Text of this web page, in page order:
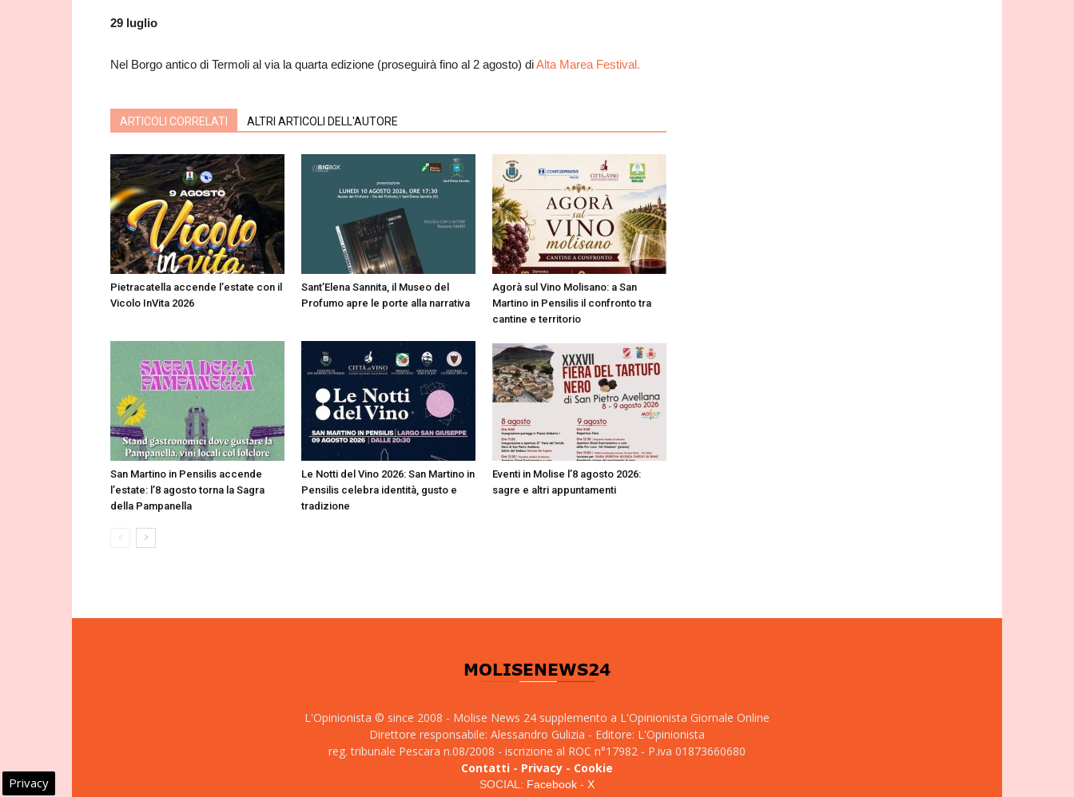
29 luglio
Nel Borgo antico di Termoli al via la quarta edizione (proseguirà fino al 2 agosto) diAlta Marea Festival.
ARTICOLI CORRELATI ALTRI ARTICOLI DELL'AUTORE
Pietracatella accende l’estate con il
Vicolo InVita 2026
Sant’Elena Sannita, il Museo del
Profumo apre le porte alla narrativa
Agorà sul Vino Molisano: a San
Martino in Pensilis il confronto tra
cantine e territorio
San Martino in Pensilis accende
l’estate: l’8 agosto torna la Sagra
della Pampanella
Le Notti del Vino 2026: San Martino in
Pensilis celebra identità, gusto e
tradizione
Eventi in Molise l’8 agosto 2026:
sagre e altri appuntamenti
L'Opinionista © since 2008 - Molise News 24 supplemento a L'Opinionista Giornale Online
Direttore responsabile: Alessandro Gulizia - Editore: L'Opinionista
reg. tribunale Pescara n.08/2008 - iscrizione al ROC n°17982 - P.iva 01873660680
Contatti- Privacy- Cookie
SOCIAL: Facebook- X
Privacy